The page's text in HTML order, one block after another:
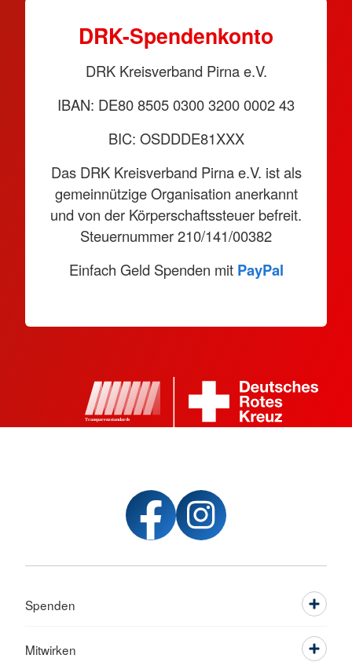
DRK-Spendenkonto
DRK Kreisverband Pirna e.V.
IBAN: DE80 8505 0300 3200 0002 43
BIC: OSDDDE81XXX
Das DRK Kreisverband Pirna e.V. ist als
gemeinnützige Organisation anerkannt
und von der Körperschaftssteuer befreit.
Steuernummer 210/141/00382
Einfach Geld Spenden mit PayPal
Spenden
Mitwirken